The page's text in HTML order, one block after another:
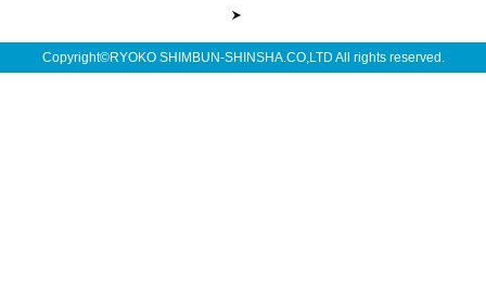
Copyright©RYOKO SHIMBUN-SHINSHA.CO,LTD All rights reserved.